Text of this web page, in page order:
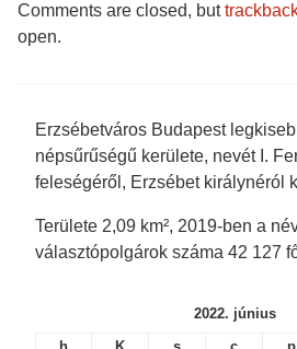
Comments are closed, but
open.
Erzsébetváros Budapest
népsűrűségű kerülete, nevét I.
feleségéről, Erzsébet királynéról
Területe 2,09 km², 2019-ben a
választópolgárok száma 42 127
2022. június